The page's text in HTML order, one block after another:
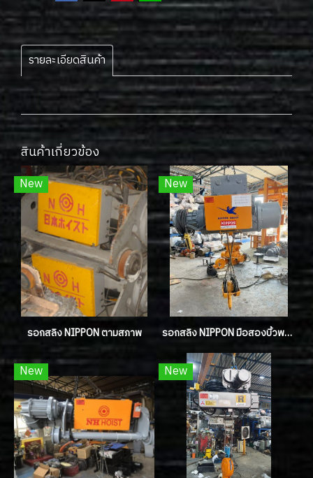
รายละเอียดสินค้า
สินค้าเกี่ยวข้อง
New
รอกสลิง NIPPON ตามสภาพ
New
รอกสลิง NIPPON มือสองบิ้วพร้อมใช้งาน
New New